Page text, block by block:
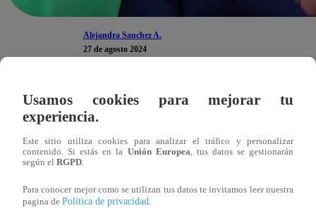
Alejandra Sanchez A.
27 de agosto 2024
Jely Reategui TROLEÓ a sus compañerosIsrael
ciclo de “El Gran Chef Famosos, La Academia
e hizo ICÓNICA comparación.
muy iguales. Son como los de la película Gemelos
Usamos cookies para mejorar tu
experiencia.
Este sitio utiliza cookies para analizar el tráfico y personalizar
contenido. Si estás en la Unión Europea, tus datos se gestionarán
según el RGPD.
Para conocer mejor como se utilizan tus datos te invitamos leer nuestra
pagina de Política de privacidad.